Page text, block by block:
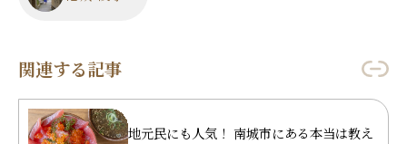
関連する記事
地元民にも人気！ 南城市にある本当は教え